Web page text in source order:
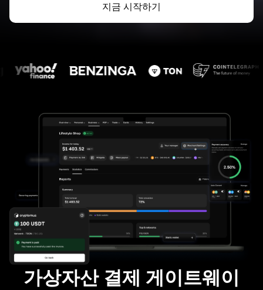
지금 시작하기
가상자산 결제 게이트웨이